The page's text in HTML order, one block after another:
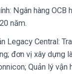
Ngân hàng OCB
năm.
Legacy Central:
đơn vị xây dựng
Quản lý vận